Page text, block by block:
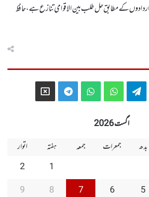
قراردادوں کے مطابق حل طلب بین الاقوامی تنازع ہے، حافظ
Telegram
WhatsApp
WhatsApp
Telegram
X
اگست 2026
بدھ جمعرات جمعہ ہفتہ
اتوار
1
2
5
6
7
8
9